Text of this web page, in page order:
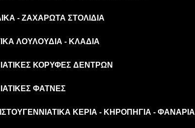
- ΖΑΧΑΡΩΤΆ ΣΤΟΛΊΔΙΑ
ΛΟΥΛΟΎΔΙΑ - ΚΛΑΔΙΆ
ΚΟΡΥΦΈΣ ΔΈΝΤΡΩΝ
ΦΆΤΝΕΣ
ΚΕΡΙΆ - ΚΗΡΟΠΉΓΙΑ - ΦΑΝΆΡΙΑ